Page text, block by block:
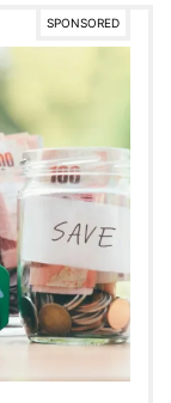
SPONSORED